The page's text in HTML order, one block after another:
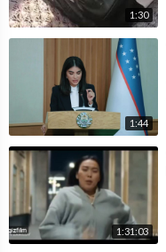
1:30
1:44
1:31:03